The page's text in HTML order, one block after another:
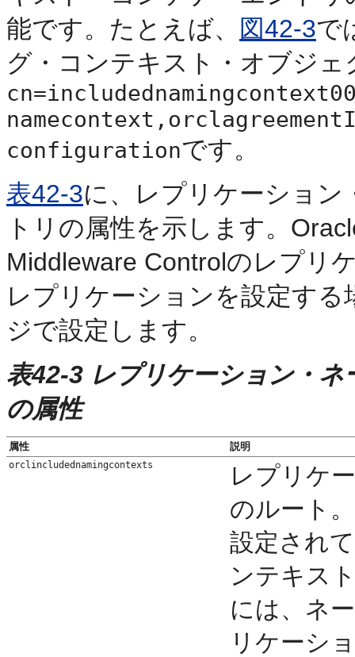
能です。たとえば、 図42-3で
グ・コンテキスト・ オブジェ
configurationです。
表42-3に、レプリケーショ
トリの属性を示します。
Middleware Controlのレプリ
レプリケーションを設定す
ジで設定します。
表42-3 レプリケーション・
の属性
属性 説明
orclincludednamingcontexts
レプリケ
のルート
設定され
ンテキス
には、ネ
リケーシ